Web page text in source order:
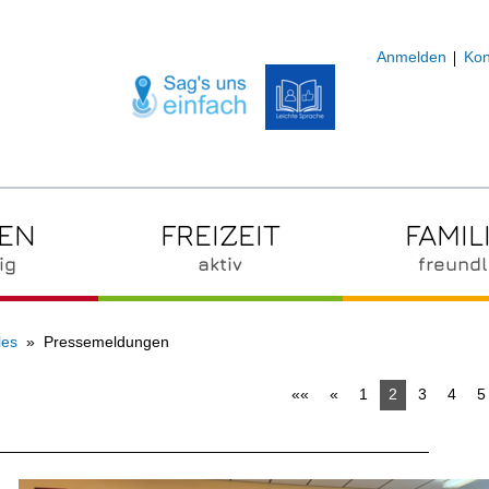
Anmelden
FREIZEIT
aktiv
Pressemeldungen
«« « 1 2 3 4 5